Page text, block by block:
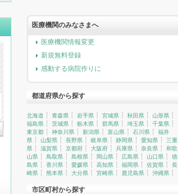
医療機関のみなさまへ
医療機関情報変更
新規無料登録
感動する病院作りに
都道府県から探す
北海道 青森県 岩手県 宮城県 秋田県
山形県
福島県
茨城県 栃木県 群馬県 埼玉県
千葉県
東京都
神奈川県 新潟県 富山県 石川県
福井
県
山梨県 長野県 岐阜県 静岡県 愛知県
三重
県
滋賀県 京都府 大阪府 兵庫県 奈良県
和歌
山県
鳥取県 島根県 岡山県 広島県 山口県
徳
島県
香川県 愛媛県 高知県 福岡県 佐賀県
長
崎県
熊本県 大分県 宮崎県 鹿児島県 沖縄県
市区町村から探す